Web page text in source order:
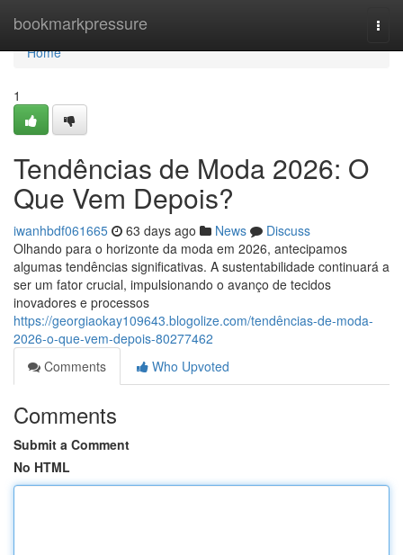
bookmarkpressure
Home
Home
1
Tendências de Moda 2026: O
Que Vem Depois?
iwanhbdf061665 63 days ago News
Discuss
Olhando para o horizonte da moda em 2026, antecipamos
algumas tendências significativas. A sustentabilidade continuará a
ser um fator crucial, impulsionando o avanço de tecidos
inovadores e processos
https://georgiaokay109643.blogolize.com/tendências-de-moda-
2026-o-que-vem-depois-80277462
Comments
Who Upvoted
Comments
Submit a Comment
No HTML